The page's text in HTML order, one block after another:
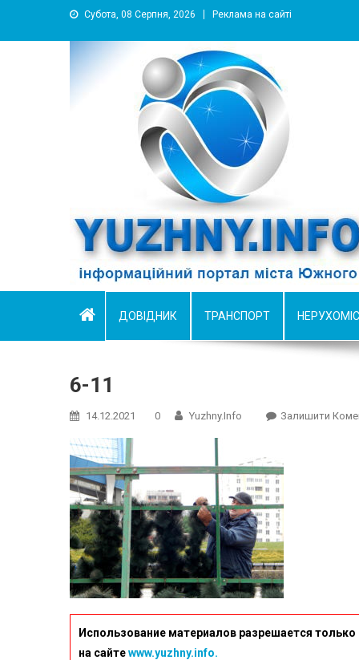
Субота, 08 Серпня, 2026 Реклама на сайті
YUZHNY.INFO
информационный портал города Южный
ДОВІДНИК ТРАНСПОРТ
6-11
14.12.2021 0 Yuzhny.info Залишити
Использование материалов разрешается
на сайтеwww.yuzhny.info.